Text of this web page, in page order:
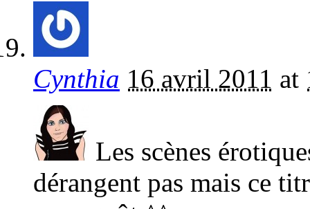
Cynthia 16 avril 2011 at
Les scènes
dérangent pas mais ce